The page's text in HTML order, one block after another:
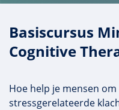
Basiscursus
Cognitive
Hoe help je mensen
stressgerelateerde